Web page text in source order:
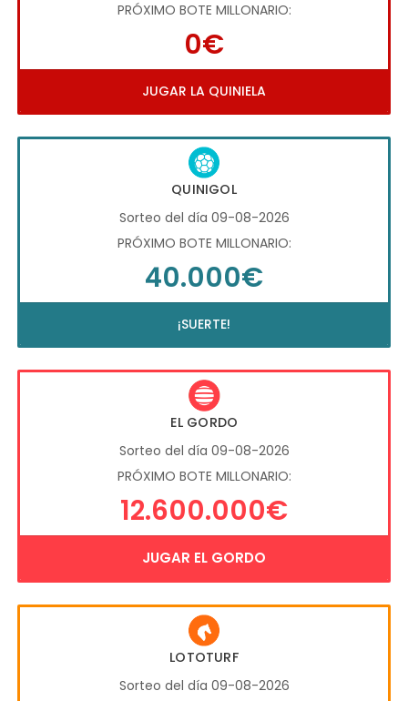
PRÓXIMO BOTE MILLONARIO:
0€
JUGAR LA QUINIELA
QUINIGOL
Sorteo del día 09-08-2026
PRÓXIMO BOTE MILLONARIO:
40.000€
¡SUERTE!
EL GORDO
Sorteo del día 09-08-2026
PRÓXIMO BOTE MILLONARIO:
12.600.000€
JUGAR EL GORDO
LOTOTURF
Sorteo del día 09-08-2026